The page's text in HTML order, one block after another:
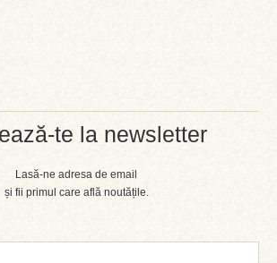
te la newsletter
Lasă-ne adresa de email
și fii primul care află noutățile.